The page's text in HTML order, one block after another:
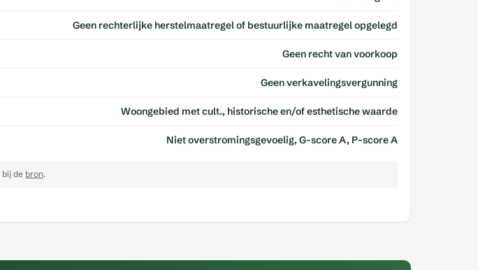
Geen rechterlijke herstelmaatregel of bestuurlijke maatregel opgelegd
Geen recht van voorkoop
Geen verkavelingsvergunning
Woongebied met cult., historische en/of esthetische waarde
Niet overstromingsgevoelig, G-score A, P-score A
de bron.